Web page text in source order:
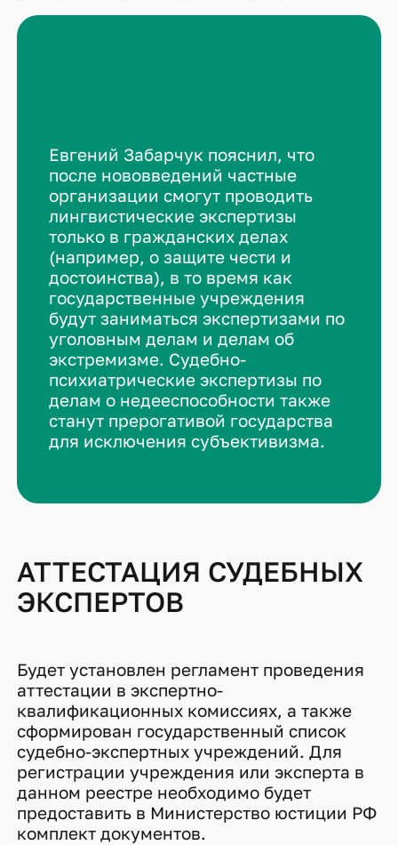
Евгений Забарчук пояснил, что
после нововведений частные
организации смогут проводить
лингвистические экспертизы
только в гражданских делах
(например, о защите чести и
достоинства), в то время как
государственные учреждения
будут заниматься экспертизами по
уголовным делам и делам об
экстремизме. Судебно-
психиатрические экспертизы по
делам о недееспособности также
станут прерогативой государства
для исключения субъективизма.
АТТЕСТАЦИЯ СУДЕБНЫХ
ЭКСПЕРТОВ
Будет установлен регламент проведения
аттестации в экспертно-
квалификационных комиссиях, а также
сформирован государственный список
судебно-экспертных учреждений. Для
регистрации учреждения или эксперта в
данном реестре необходимо будет
предоставить в Министерство юстиции РФ
комплект документов.